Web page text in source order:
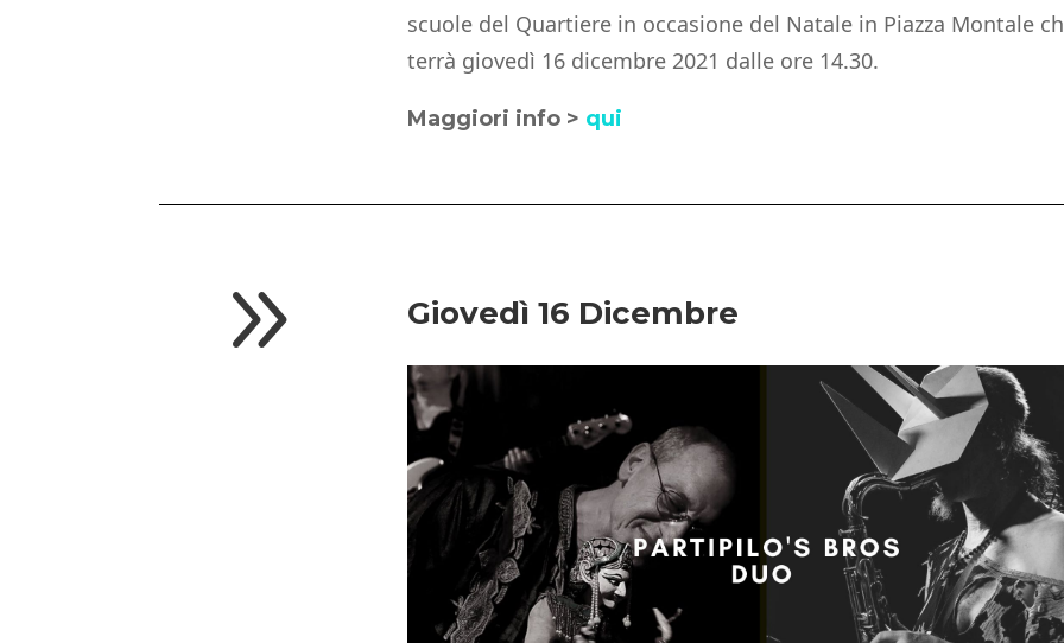
scuole del Quartiere in occasione del Natale in Piazza Montale
terrà giovedì 16 dicembre 2021 dalle ore 14.30.
Maggiori info > qui
9 Giovedì 16 Dicembre